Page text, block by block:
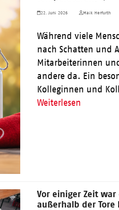
22. Juni 2026 Maik Herfurth
Während viele
nach Schatten und
Mitarbeiterinnen
andere da. Ein
Kolleginnen und
Weiterlesen
Vor einiger Zeit war
außerhalb der Tore